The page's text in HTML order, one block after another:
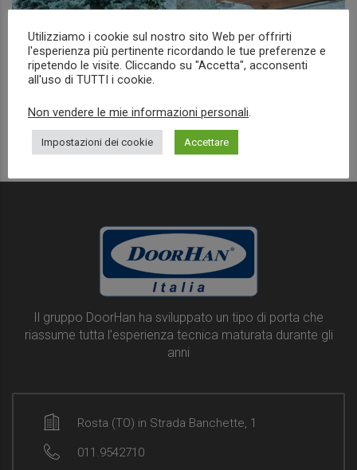
Installazione portone sezionale a
Courmayeur
NEWS
Read more
Il gruppo DoorHan ha sviluppato un tipo di porta che
riassume tutta l’esperienza tecnica maturata durante gli
anni
Rosta (TO) in Strada Banchette, 1
011.9542710
Utilizziamo i cookie sul nostro sito Web per offrirti
l'esperienza più pertinente ricordando le tue preferenze e
ripetendo le visite. Cliccando su "Accetta", acconsenti
all'uso di TUTTI i cookie.
Non vendere le mie informazioni personali
Impostazioni dei cookie Accettare